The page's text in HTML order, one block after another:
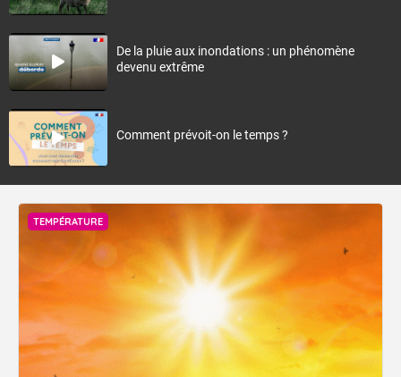
De la pluie aux inondations : un phénomène
devenu extrême
Comment prévoit-on le temps ?
TEMPÉRATURE